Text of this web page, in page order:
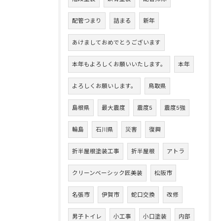
配管つまり 詰まる 新年
あけましておめでとうございます
本年もよろしくお願いいたします。 本年
よろしくお願いします。 鳥取県
島根県 最大震度 震度5 震度5強
輪島 石川県 災害 復興
折半屋根塗装工事 折半屋根 アトラ
クリーンベーシック匠美装 松阪市
名張市 伊賀市 蛇口交換 改修
男子トイレ 小工事 小口塗装 内部